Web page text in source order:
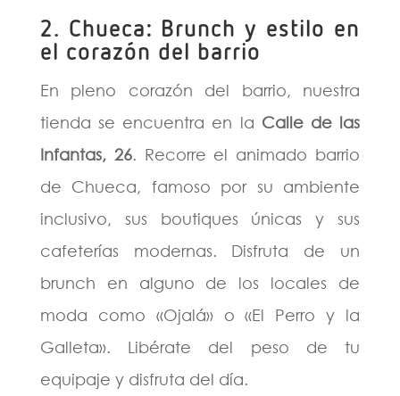
2. Chueca: Brunch y estilo en
el corazón del barrio
En pleno corazón del barrio, nuestra
tienda se encuentra en la Calle de las
Infantas, 26. Recorre el animado barrio
de Chueca, famoso por su ambiente
inclusivo, sus boutiques únicas y sus
cafeterías modernas. Disfruta de un
brunch en alguno de los locales de
moda como «Ojalá» o «El Perro y la
Galleta». Libérate del peso de tu
equipaje y disfruta del día.